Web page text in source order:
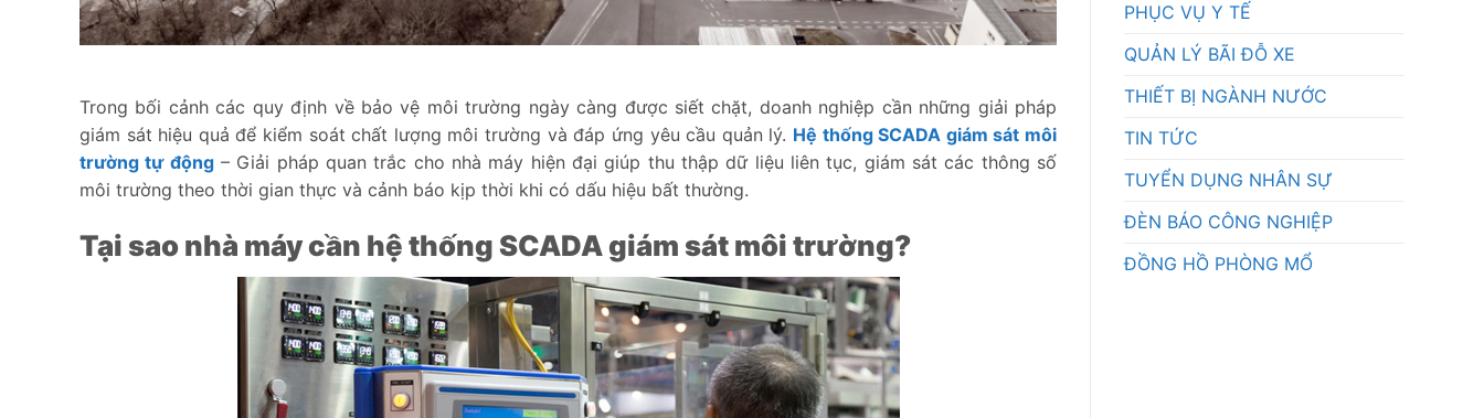
Trong bối cảnh các quy định về bảo vệ môi trường ngày càng được siết chặt, doanh nghiệp cần những giải pháp
giám sát hiệu quả để kiểm soát chất lượng môi trường và đáp ứng yêu cầu quản lý. Hệ thống SCADA giám sát môi
trường tự động – Giải pháp quan trắc cho nhà máy hiện đại giúp thu thập dữ liệu liên tục, giám sát các thông số
môi trường theo thời gian thực và cảnh báo kịp thời khi có dấu hiệu bất thường.
Tại sao nhà máy cần hệ thống SCADA giám sát môi trường?
PHỤC VỤ Y TẾ
QUẢN LÝ BÃI ĐỖ XE
THIẾT BỊ NGÀNH NƯỚC
TIN TỨC
TUYỂN DỤNG NHÂN SỰ
ĐÈN BÁO CÔNG NGHIỆP
ĐỒNG HỒ PHÒNG MỔ